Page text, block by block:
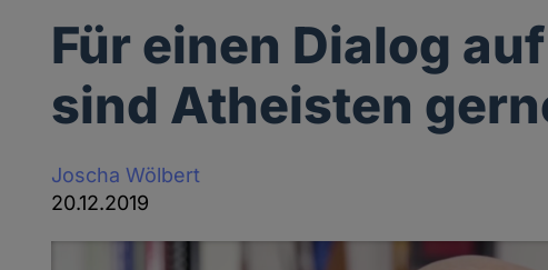
Für einen Dialog
sind Atheisten
Joscha Wölbert
20.12.2019